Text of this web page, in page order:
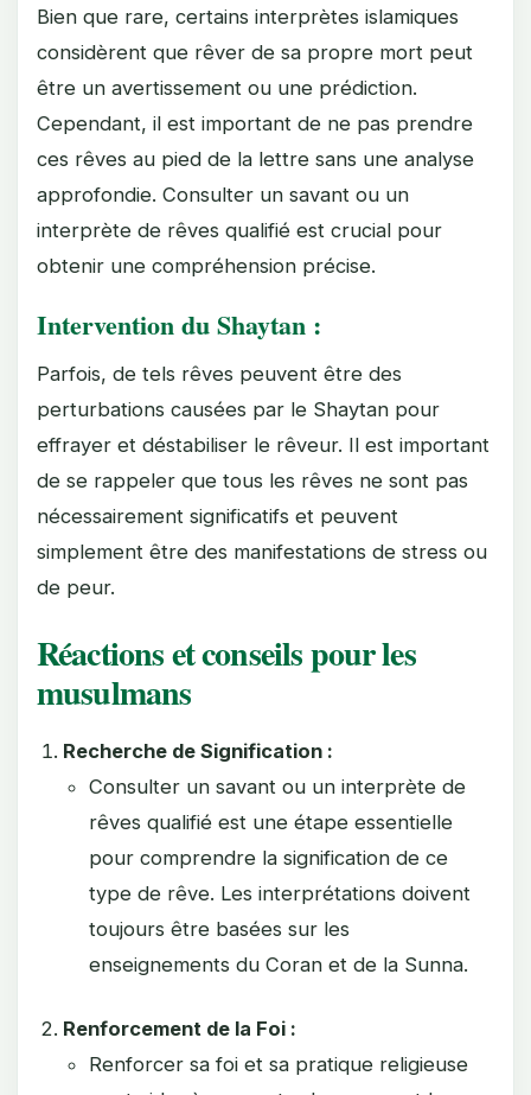
Bien que rare, certains interprètes islamiques
considèrent que rêver de sa propre mort peut
être un avertissement ou une prédiction.
Cependant, il est important de ne pas prendre
ces rêves au pied de la lettre sans une analyse
approfondie. Consulter un savant ou un
interprète de rêves qualifié est crucial pour
obtenir une compréhension précise.
Intervention du Shaytan :
Parfois, de tels rêves peuvent être des
perturbations causées par le Shaytan pour
effrayer et déstabiliser le rêveur. Il est important
de se rappeler que tous les rêves ne sont pas
nécessairement significatifs et peuvent
simplement être des manifestations de stress ou
de peur.
Réactions et conseils pour les
musulmans
Recherche de Signification :
Consulter un savant ou un interprète de
rêves qualifié est une étape essentielle
pour comprendre la signification de ce
type de rêve. Les interprétations doivent
toujours être basées sur les
enseignements du Coran et de la Sunna.
Renforcement de la Foi :
Renforcer sa foi et sa pratique religieuse